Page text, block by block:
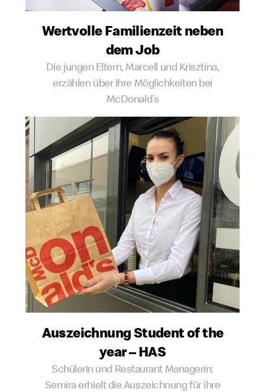
Wertvolle Familien­zeit neben
dem Job
Die jungen Eltern, Marcell und Krisztina,
erzählen über ihre Möglichkeiten bei
McDonald’s
Auszeichnung Student of the
year – HAS
Schülerin und Restaurant Managerin:
Semira erhielt die Auszeichnung für ihre